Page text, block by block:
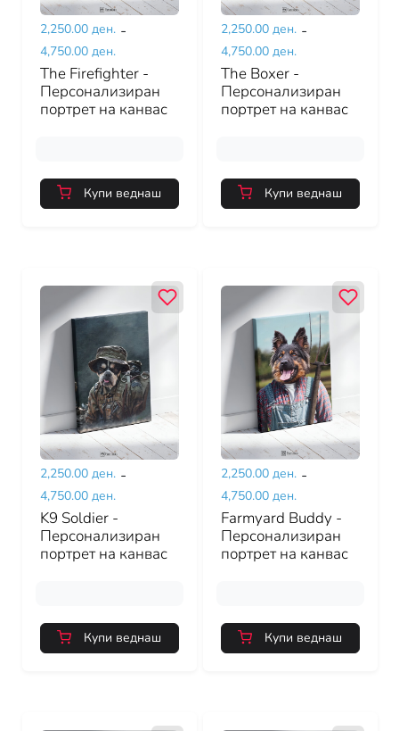
2,250.00 ден. -
4,750.00 ден.
The Firefighter -
Персонализиран
портрет на канвас
Купи веднаш
2,250.00 ден. -
4,750.00 ден.
The Boxer -
Персонализиран
портрет на канвас
Купи веднаш
2,250.00 ден. -
4,750.00 ден.
K9 Soldier -
Персонализиран
портрет на канвас
Купи веднаш
2,250.00 ден. -
4,750.00 ден.
Farmyard Buddy -
Персонализиран
портрет на канвас
Купи веднаш